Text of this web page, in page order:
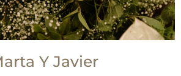
Y Javier